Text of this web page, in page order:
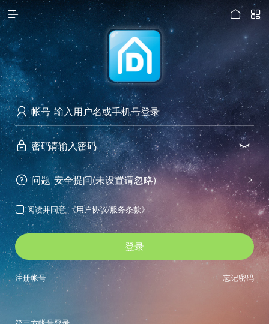

访问电脑版
 

 帐号
 密码 
 问题 
安全提问(未设置请忽略)
 阅读并同意 《用户协议/服务条款》
登录
忘记密码
注册帐号